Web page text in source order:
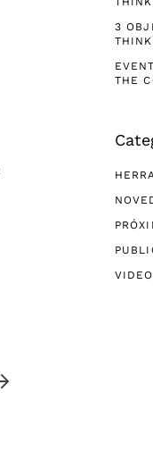
3
THE